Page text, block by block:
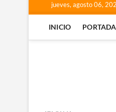
jueves, agosto 06,
INICIO